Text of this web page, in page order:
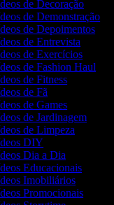
de Decoração
de Demonstração
de Depoimentos
de Entrevista
de Exercícios
de Fashion Haul
de Fitness
de Fã
de Games
de Jardinagem
de Limpeza
DIY
Dia a Dia
Educacionais
Imobiliários
Promocionais